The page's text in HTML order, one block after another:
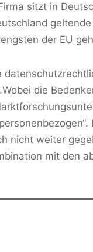
sitzt in
geltende
der EU
die
nicht weiter
mit den